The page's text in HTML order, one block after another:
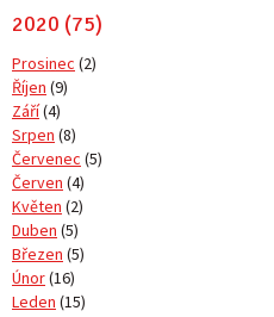
2020 (75)
Prosinec (2)
Říjen (9)
Září(4)
Srpen (8)
Červenec (5)
Červen (4)
Květen (2)
Duben (5)
Březen (5)
Únor(16)
Leden (15)